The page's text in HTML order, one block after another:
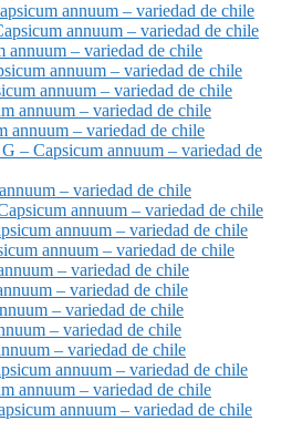
annuum – variedad de chile
annuum – variedad de chile
annuum – variedad de chile
annuum – variedad de chile
annuum – variedad de chile
annuum – variedad de chile
annuum – variedad de chile
– Capsicum annuum – variedad de
– variedad de chile
annuum – variedad de chile
annuum – variedad de chile
annuum – variedad de chile
– variedad de chile
– variedad de chile
– variedad de chile
– variedad de chile
– variedad de chile
annuum – variedad de chile
annuum – variedad de chile
annuum – variedad de chile